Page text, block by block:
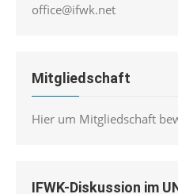
office@ifwk.net
Mitgliedschaft
Hier um Mitgliedschaft
IFWK-Diskussion im